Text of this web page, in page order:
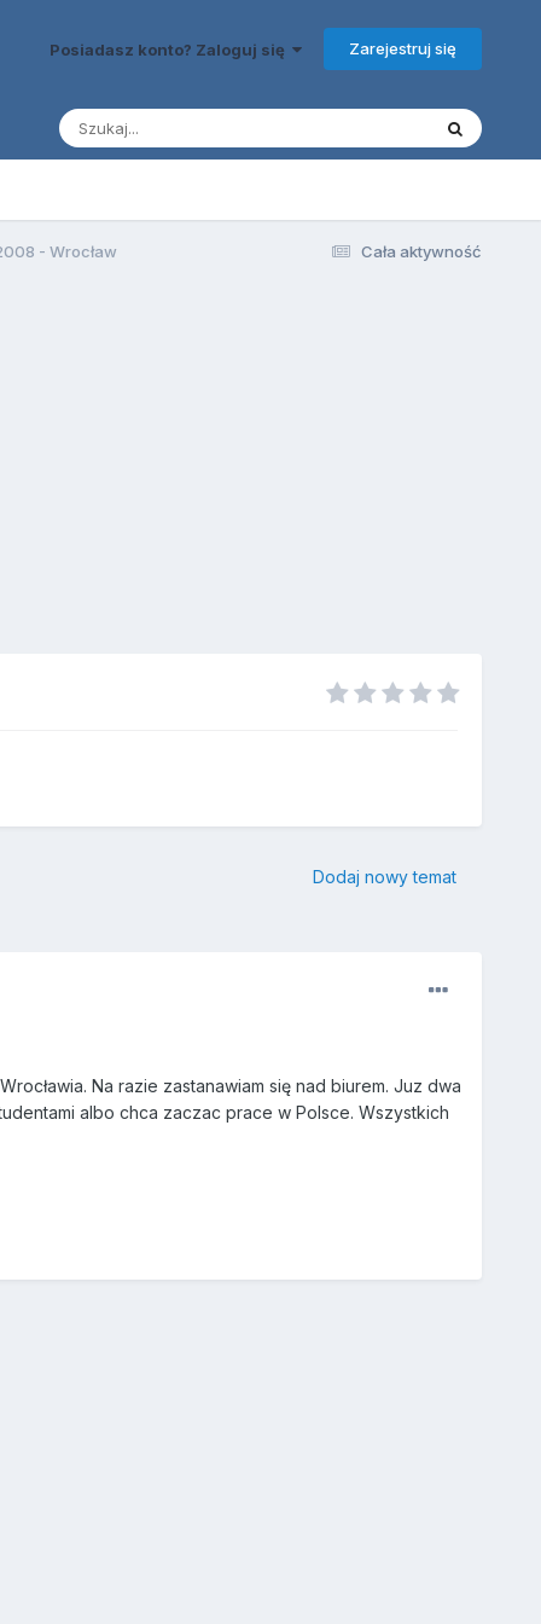
Posiadasz konto? Zaloguj się Zarejestruj się
Cała aktywność
- Wrocław
Dodaj nowy temat
Na razie zastanawiam się nad biurem. Juz dwa
albo chca zaczac prace w Polsce. Wszystkich